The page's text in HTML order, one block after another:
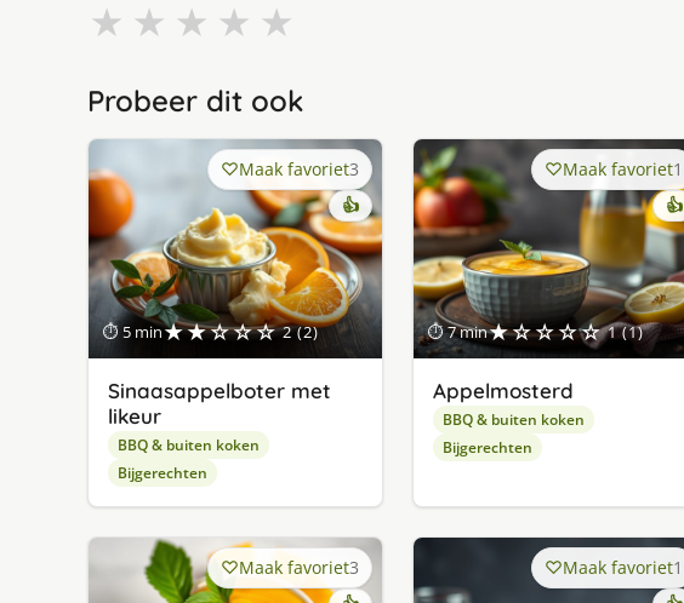
★ ★ ★ ★ ★
Probeer dit ook
⏱ 5 min★★☆☆☆ 2 (2)
Maak favoriet3
👍
Sinaasappelboter met
likeur
BBQ & buiten koken
Bijgerechten
⏱ 7 min★☆☆☆☆ 1 (1)
Maak favoriet1
👍
Appelmosterd
BBQ & buiten koken
Bijgerechten
Maak favoriet3 Maak favoriet1